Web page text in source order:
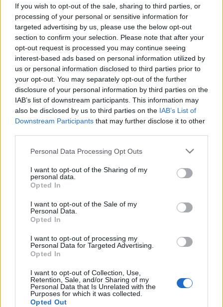
If you wish to opt-out of the sale, sharing to third parties, or
processing of your personal or sensitive information for
targeted advertising by us, please use the below opt-out
section to confirm your selection. Please note that after your
opt-out request is processed you may continue seeing
interest-based ads based on personal information utilized by
us or personal information disclosed to third parties prior to
your opt-out. You may separately opt-out of the further
disclosure of your personal information by third parties on the
IAB’s list of downstream participants. This information may
also be disclosed by us to third parties on the IAB’s List of
Downstream Participants that may further disclose it to other
Please note that this website/app uses one or more Google
not limited to your visit or usage behaviour. You may click to
grant or deny consent to Google and its third-party tags to
use your data for below specified purposes in below Google
consent section.
Personal Data Processing Opt Outs
I want to opt-out of the Sharing of my
personal data.
Opted In
I want to opt-out of the Sale of my
Personal Data.
Opted In
I want to opt-out of processing my
Personal Data for Targeted Advertising.
Opted In
I want to opt-out of Collection, Use,
Retention, Sale, and/or Sharing of my
Personal Data that Is Unrelated with the
Purposes for which it was collected.
Opted Out
Boldog Péter 2011. február 19.
Hoztam magammal egy (pakli) bűvész rendezvényt.
Amint látják minden nap különböző/más és más.
Mit lehet kezdeni egy bűvészrendezvénnyel?!? Nem
kicsit beltenyésztett és nem kevésbé szeretett
viszonylatainkban a hasonló fordulatok
valószínűleg időegység alatt…
Az IHSZ február 22-i műsora
ELMARAD
Kelle Botond•2011. február 19.
Elnézést kérünk mindenkitől, de az Illúzió és Humor
Színház jövő keddi műsora betegség miatt elmarad.
Jegyek a váltás helyén visszaválthatók.